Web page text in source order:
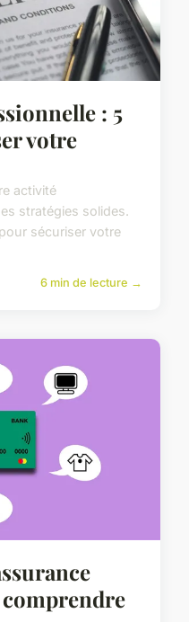
: 5
votre
activité
stratégies solides.
sécuriser votre
6 min de lecture →